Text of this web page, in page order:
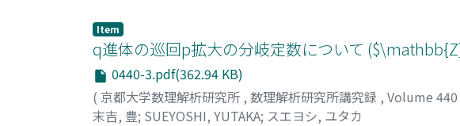
Item
q進体の巡回p拡大の分岐定数について
0440-3.pdf(362.94 KB)
( 京都大学数理解析研究所 , 数理解析研究所講究録 , Volume 440
末吉, 豊; SUEYOSHI, YUTAKA; スエヨシ, ユタカ